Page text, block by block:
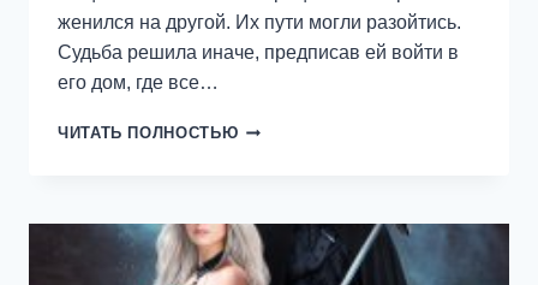
женился на другой. Их пути могли разойтись.
Судьба решила иначе, предписав ей войти в
его дом, где все…
ЧИТАТЬ ПОЛНОСТЬЮ ИЗУМРУДНОЕ